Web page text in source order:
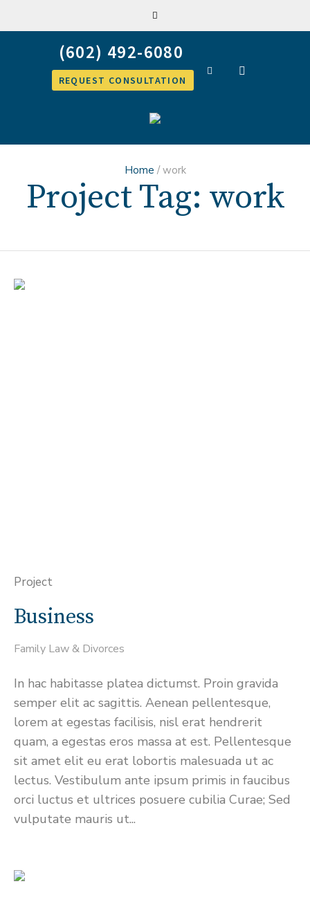
REQUEST CONSULTATION
Home /work
Project Tag: work
Project
Business
Family Law & Divorces
In hac habitasse platea dictumst. Proin gravida
semper elit ac sagittis. Aenean pellentesque,
lorem at egestas facilisis, nisl erat hendrerit
quam, a egestas eros massa at est. Pellentesque
sit amet elit eu erat lobortis malesuada ut ac
lectus. Vestibulum ante ipsum primis in faucibus
orci luctus et ultrices posuere cubilia Curae; Sed
vulputate mauris ut...